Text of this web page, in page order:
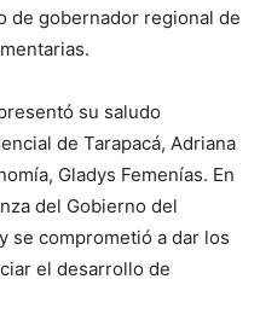
de gobernador regional de
su saludo
de Tarapacá, Adriana
Gladys Femenías. En
del Gobierno del
se comprometió a dar los
el desarrollo de